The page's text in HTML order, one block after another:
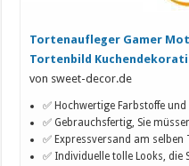
Tortenaufleger Gamer
Tortenbild
von sweet-decor.de
✅ Hochwertige Farbstoffe
✅ Gebrauchsfertig, Sie
✅ Expressversand am selben
✅ Individuelle tolle Looks, die